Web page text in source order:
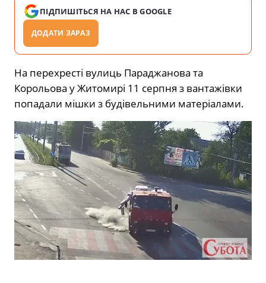
ПІДПИШІТЬСЯ НА НАС В GOOGLE
ДОДАТИ ЗАРАЗ
На перехресті вулиць Параджанова та
Корольова у Житомирі 11 серпня з вантажівки
попадали мішки з будівельними матеріалами.